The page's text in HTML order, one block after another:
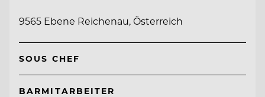
9565 Ebene Reichenau, Österreich
SOUS CHEF
BARMITARBEITER